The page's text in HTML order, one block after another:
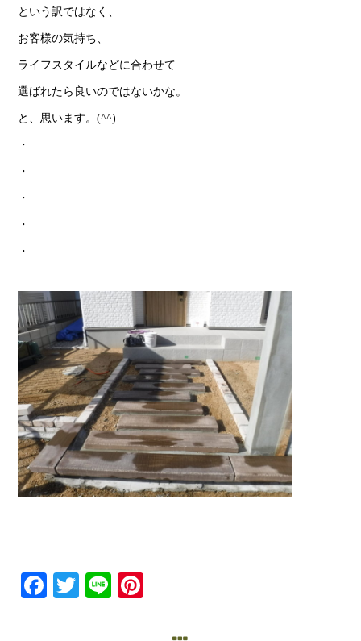
という訳ではなく、
お客様の気持ち、
ライフスタイルなどに合わせて
選ばれたら良いのではないかな。
と、思います。(^^)
・
・
・
・
・
Facebook
Twitter
Line